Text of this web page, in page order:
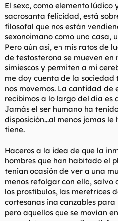
d
e
l
t
e
m
a
i
c
i
o
El sexo, como elemento
sacrosanta felicidad, está
filosofal que nos están
sexonoimano como una casa,
Pero aún asi, en mis ratos de
de testosterona se mueven en
simiescos y permiten a mi
me doy cuenta de la sociedad
nos movemos. La cantidad de
recibimos a lo largo del dia es
Jamás el ser humano ha
disposición...al menos jamas le
tiene.
Haceros a la idea de que la
hombres que han habitado el
tenian ocasión de ver a una
menos refolgar con ella, salvo
los prostíbulos, las meretrices
cortesanas inalcanzables
pero aquellos que se movían